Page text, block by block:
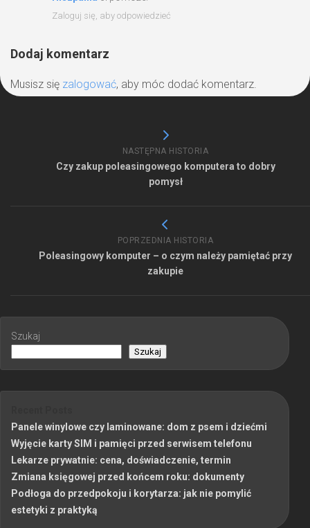
Zaloguj się, aby odpowiedzieć
Dodaj komentarz
Musisz się zalogować, aby móc dodać komentarz.
NASTĘPNA HISTORIA
Czy zakup poleasingowego komputera to dobry
pomysł
POPRZEDNIA HISTORIA
Poleasingowy komputer – o czym należy pamiętać przy
zakupie
Szukaj
Szukaj
Panele winylowe czy laminowane: dom z psem i dziećmi
Wyjęcie karty SIM i pamięci przed serwisem telefonu
Lekarze prywatnie: cena, doświadczenie, termin
Zmiana księgowej przed końcem roku: dokumenty
Podłoga do przedpokoju i korytarza: jak nie pomylić
estetyki z praktyką